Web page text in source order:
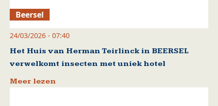
Beersel
24/03/2026 - 07:40
Het Huis van Herman Teirlinck in BEERSEL
verwelkomt insecten met uniek hotel
Meer lezen